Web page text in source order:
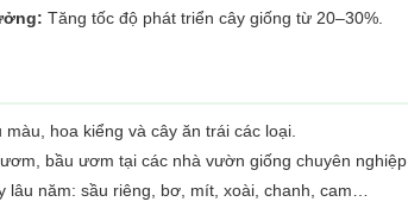
Tăng tốc độ phát triển cây giống từ 20–30%.
hoa kiểng và cây ăn trái các loại.
bầu ươm tại các nhà vườn giống chuyên nghiệp.
lâu năm: sầu riêng, bơ, mít, xoài, chanh, cam…